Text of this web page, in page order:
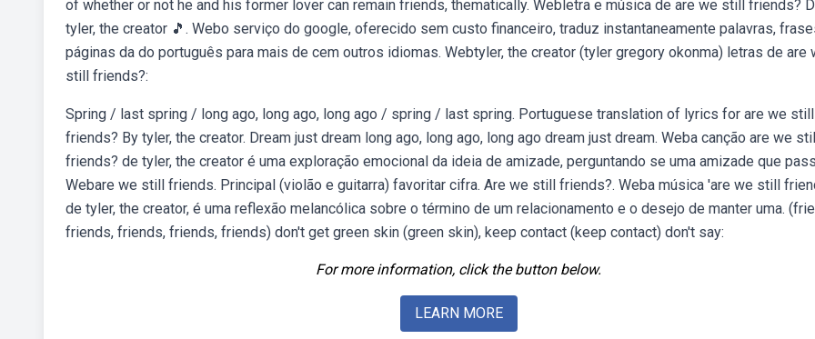
of whether or not he and his former lover can remain friends, thematically. Webletra e música de are we still friends?
tyler, the creator 🎵. Webo serviço do google, oferecido sem custo financeiro, traduz instantaneamente palavras,
páginas da do português para mais de cem outros idiomas. Webtyler, the creator (tyler gregory okonma) letras de are
still friends?:
Spring / last spring / long ago, long ago, long ago / spring / last spring. Portuguese translation of lyrics for are we still
friends? By tyler, the creator. Dream just dream long ago, long ago, long ago dream just dream. Weba canção are we
friends? de tyler, the creator é uma exploração emocional da ideia de amizade, perguntando se uma amizade que
Webare we still friends. Principal (violão e guitarra) favoritar cifra. Are we still friends?. Weba música 'are we still
de tyler, the creator, é uma reflexão melancólica sobre o término de um relacionamento e o desejo de manter uma.
friends, friends, friends, friends) don't get green skin (green skin), keep contact (keep contact) don't say:
For more information, click the button below.
LEARN MORE